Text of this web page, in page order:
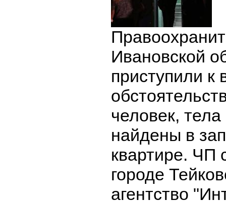
Ивановской
приступили к
человек,
найдены в
квартире. ЧП
городе
агентство